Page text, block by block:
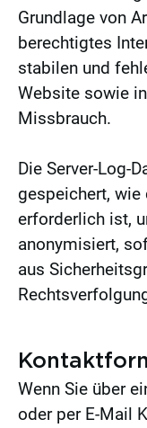
Grundlage von
berechtigtes
stabilen und
Website sowie
Missbrauch.
Die Server-Log-
gespeichert,
erforderlich ist,
anonymisiert,
aus
Wenn Sie über
oder per E-Mail